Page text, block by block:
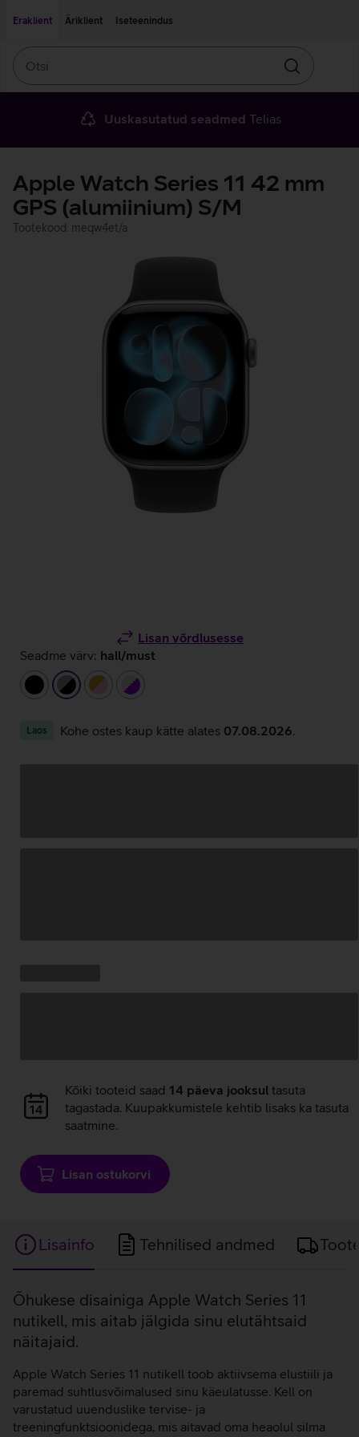
Eraklient
Äriklient Iseteenindus
Otsin
Uuskasutatud seadmed Telias
Apple Watch Series 11 42 mm
GPS (alumiinium) S/M
Tootekood: meqw4et/a
Lisan võrdlusesse
Seadme värv: hall/must
musthall/mustkuldne/heleroosa
hõbedane/lilla
Laos Kohe ostes kaup kätte alates 07.08.2026
Andmete
laadimine
Kõiki tooteid saad 14 päeva jooksul tasuta
tagastada. Kuupakkumistele kehtib lisaks ka tasuta
saatmine.
Lisan ostukorvi
Lisainfo Tehnilised andmed
Lisainfo
Õhukese disainiga Apple Watch Series 11
nutikell, mis aitab jälgida sinu elutähtsaid
näitajaid.
Apple Watch Series 11 nutikell toob aktiivsema elustiili ja
paremad suhtlusvõimalused sinu käeulatusse. Kell on
varustatud uuenduslike tervise- ja
treeningfunktsioonidega, mis aitavad oma heaolul silma